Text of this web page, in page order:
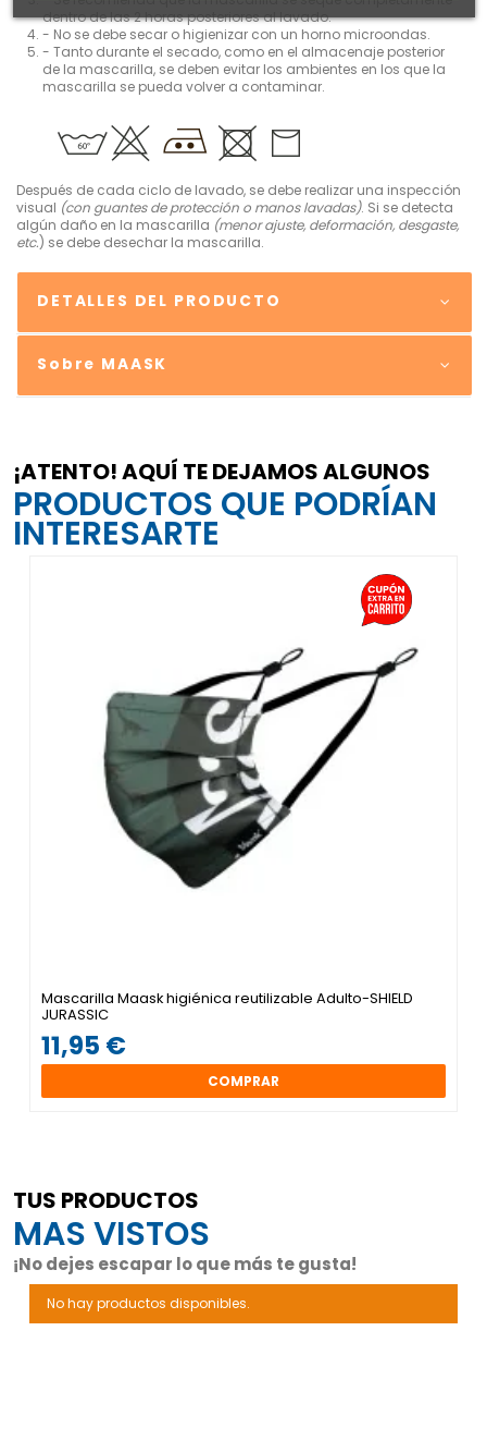
dentro de las 2 horas posteriores al lavado.
- No se debe secar o higienizar con un horno microondas.
- Tanto durante el secado, como en el almacenaje posterior
de la mascarilla, se deben evitar los ambientes en los que la
mascarilla se pueda volver a contaminar.
Después de cada ciclo de lavado, se debe realizar una inspección
visual (con guantes de protección o manos lavadas). Si se detecta
algún daño en la mascarilla (menor ajuste, deformación, desgaste,
etc.) se debe desechar la mascarilla.
DETALLES DEL PRODUCTO
Sobre MAASK
¡ATENTO! AQUÍ TE DEJAMOS ALGUNOS
PRODUCTOS QUE PODRÍAN
INTERESARTE
Mascarilla Maask higiénica reutilizable Adulto-SHIELD
JURASSIC
11,95 €
COMPRAR
TUS PRODUCTOS
MAS VISTOS
¡No dejes escapar lo que más te gusta!
No hay productos disponibles.